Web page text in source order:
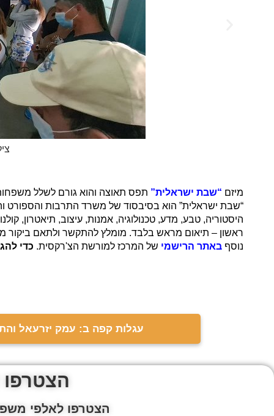
מיזם “שבת ישראלית” תפס תאוצה והוא גורם לשלל משפחות
“שבת ישראלית” הוא בסיבסוד של משרד התרבות והספורט
היסטוריה, טבע, מדע, טכנולוגיה, אמנות, עיצוב, תיאטרון,
נוסף באתר הרישמי של המרכז למורשת הצ'רקסית. כדי
עגלות קפה ב: עמק יזרעאל
הצטרפו לאלפי